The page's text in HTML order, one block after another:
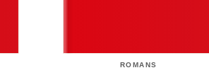
ROMANS